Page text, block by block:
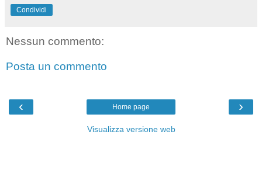
Condividi
Nessun commento:
Posta un commento
‹ ›
Home page
Visualizza versione web